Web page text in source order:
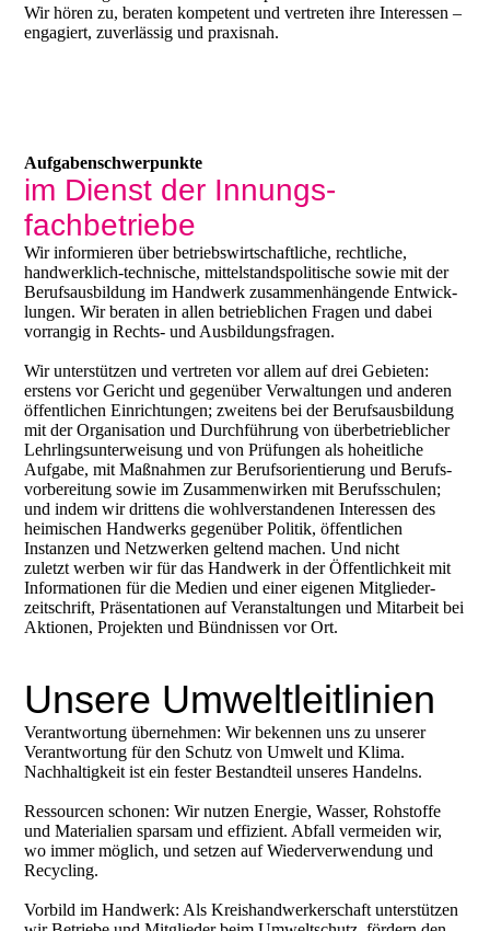
Wir hören zu, beraten kompetent und vertreten ihre Interessen –
engagiert, zuverlässig und praxisnah.
Aufgaben­schwerpunkte
im Dienst der Innungs­
fachbetriebe
Wir informieren über betriebs­wirtschaft­liche, recht­liche,
handwerk­lich-technische, mittel­stands­politische sowie mit der
Berufs­ausbildung im Handwerk zusammen­hängende Entwick­
lungen. Wir beraten in allen betrieb­lichen Fragen und dabei
vorrangig in Rechts- und Ausbildungs­fragen.
Wir unterstützen und vertreten vor allem auf drei Gebieten:
erstens vor Gericht und gegen­über Verwal­tungen und anderen
öffent­lichen Einrich­tungen; zweitens bei der Berufs­ausbil­dung
mit der Organi­sation und Durch­führung von über­betrieblicher
Lehrlings­unterweisung und von Prüfungen als hoheit­liche
Aufgabe, mit Maßnahmen zur Berufs­orientierung und Berufs­
vorbereitung sowie im Zusammen­wirken mit Berufs­schulen;
und indem wir drittens die wohlverstandenen Interessen des
heimischen Handwerks gegen­über Politik, öffent­lichen
Instanzen und Netzwerken geltend machen. Und nicht
zuletzt werben wir für das Handwerk in der Öffentlich­keit mit
Informa­tionen für die Medien und einer eigenen Mitglieder­
zeitschrift, Präsenta­tionen auf Veranstal­tungen und Mitarbeit bei
Aktionen, Projekten und Bündnissen vor Ort.
Unsere Umweltleitlinien
Verantwortung übernehmen: Wir bekennen uns zu unserer
Verantwortung für den Schutz von Umwelt und Klima.
Nachhaltigkeit ist ein fester Bestandteil unseres Handelns.
Ressourcen schonen: Wir nutzen Energie, Wasser, Rohstoffe
und Materialien sparsam und effizient. Abfall vermeiden wir,
wo immer möglich, und setzen auf Wiederverwendung und
Recycling.
Vorbild im Handwerk: Als Kreishandwerkerschaft unterstützen